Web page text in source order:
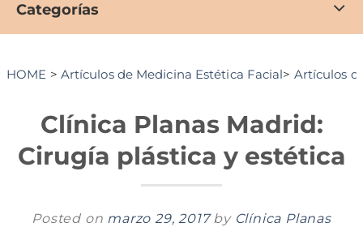
Categorías
HOME > Artículos de Medicina Estética Facial> Artículos
Clínica Planas Madrid:
Cirugía plástica y estética
Posted on marzo 29, 2017 by Clínica Planas